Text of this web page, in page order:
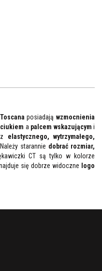
posiadająwzmocnienia
a palcem wskazującym i
z elastycznego, wytrzymałego,
Należy starannie dobrać rozmiar,
CT są tylko w kolorze
się dobrze widoczne
logo